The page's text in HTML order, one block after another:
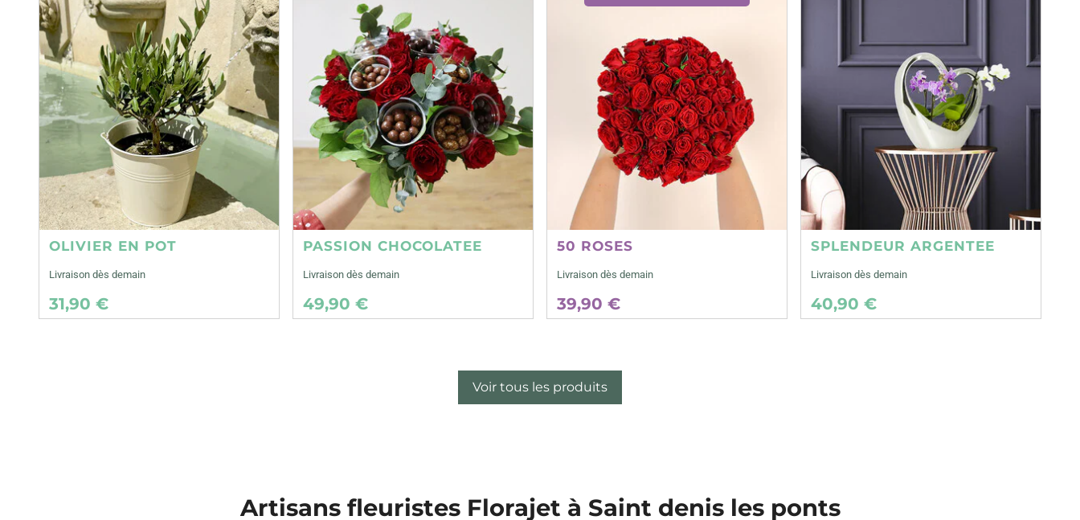
OLIVIER EN POT
Livraison dès demain
31,90 €
PASSION CHOCOLATEE
Livraison dès demain
49,90 €
50 ROSES
Livraison dès demain
39,90 €
SPLENDEUR ARGENTEE
Livraison dès demain
40,90 €
Voir tous les produits
Artisans fleuristes Florajet à Saint denis les ponts